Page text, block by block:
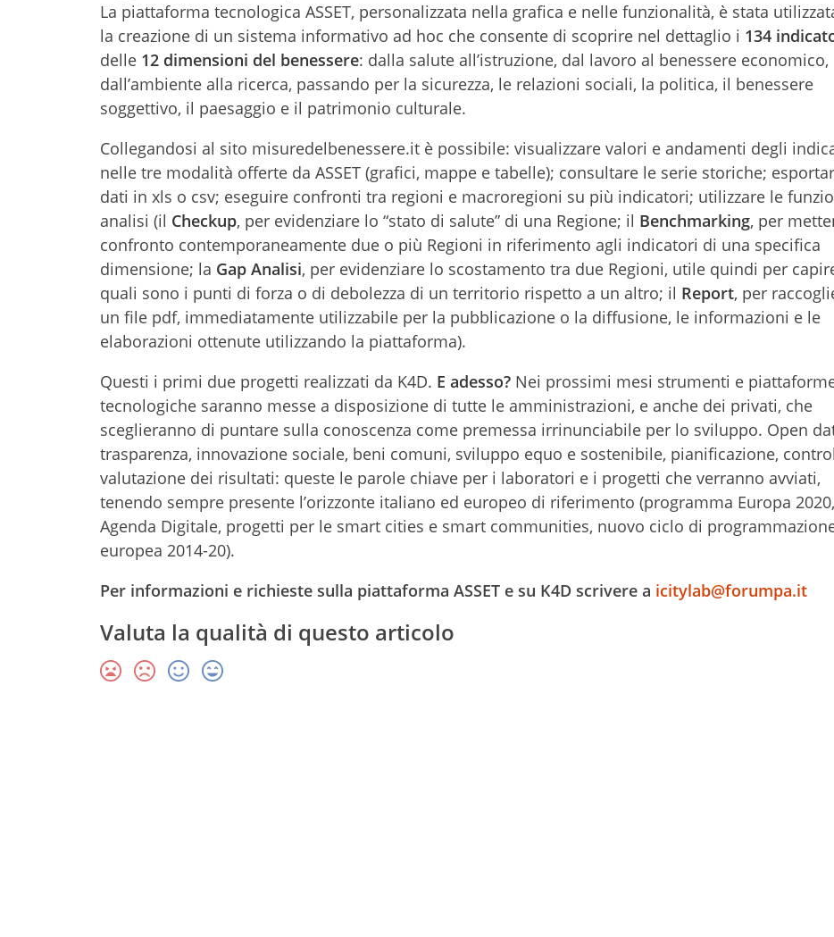
La piattaforma tecnologica ASSET, personalizzata nella grafica e nelle funzionalità, è stata
la creazione di un sistema informativo ad hoc che consente di scoprire nel dettaglio i 134
delle 12 dimensioni del benessere: dalla salute all’istruzione, dal lavoro al benessere economico,
dall’ambiente alla ricerca, passando per la sicurezza, le relazioni sociali, la politica, il benessere
soggettivo, il paesaggio e il patrimonio culturale.
Collegandosi al sito misuredelbenessere.it è possibile: visualizzare valori e andamenti degli
nelle tre modalità offerte da ASSET (grafici, mappe e tabelle); consultare le serie storiche;
dati in xls o csv; eseguire confronti tra regioni e macroregioni su più indicatori; utilizzare le
analisi (il Checkup, per evidenziare lo “stato di salute” di una Regione; il Benchmarking, per
confronto contemporaneamente due o più Regioni in riferimento agli indicatori di una specifica
dimensione; la Gap Analisi, per evidenziare lo scostamento tra due Regioni, utile quindi per
quali sono i punti di forza o di debolezza di un territorio rispetto a un altro; il Report, per
un file pdf, immediatamente utilizzabile per la pubblicazione o la diffusione, le informazioni e le
elaborazioni ottenute utilizzando la piattaforma).
Questi i primi due progetti realizzati da K4D. E adesso? Nei prossimi mesi strumenti e
tecnologiche saranno messe a disposizione di tutte le amministrazioni, e anche dei privati, che
sceglieranno di puntare sulla conoscenza come premessa irrinunciabile per lo sviluppo. Open
trasparenza, innovazione sociale, beni comuni, sviluppo equo e sostenibile, pianificazione,
valutazione dei risultati: queste le parole chiave per i laboratori e i progetti che verranno avviati,
tenendo sempre presente l’orizzonte italiano ed europeo di riferimento (programma Europa 2020,
Agenda Digitale, progetti per le smart cities e smart communities, nuovo ciclo di
europea 2014-20).
Per informazioni e richieste sulla piattaforma ASSET e su K4D scrivere a icitylab@forumpa.it
Valuta la qualità di questo articolo